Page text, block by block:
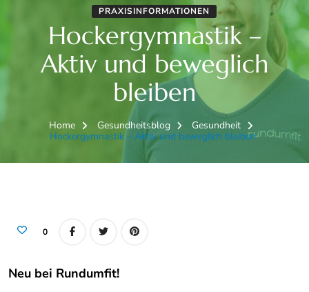
PRAXISINFORMATIONEN
Hockergymnastik –
Aktiv und beweglich
bleiben
Home Gesundheitsblog
Gesundheit
Hockergymnastik – Aktiv und beweglich bleiben
0
Neu bei Rundumfit!